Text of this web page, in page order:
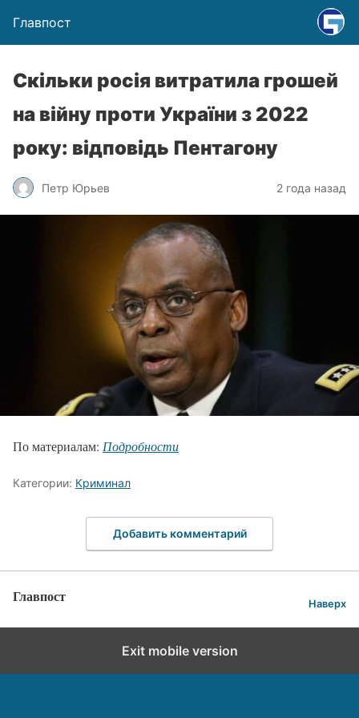
Главпост
Скільки росія витратила грошей
на війну проти України з 2022
року: відповідь Пентагону
Петр Юрьев 2 года назад
По материалам: Подробности
Категории: Криминал
Добавить комментарий
Главпост Наверх
Exit mobile version